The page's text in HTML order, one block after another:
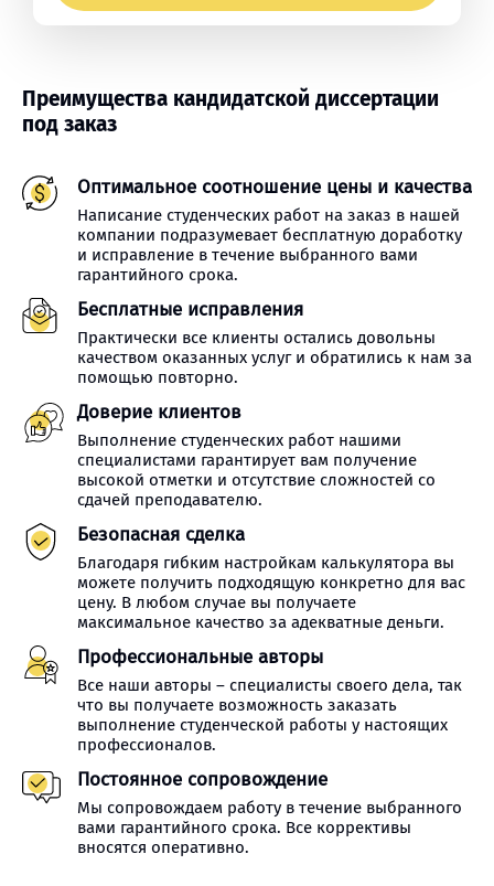
Преимущества кандидатской диссертации
под заказ
Оптимальное соотношение цены и качества
Написание студенческих работ на заказ в нашей
компании подразумевает бесплатную доработку
и исправление в течение выбранного вами
гарантийного срока.
Бесплатные исправления
Практически все клиенты остались довольны
качеством оказанных услуг и обратились к нам за
помощью повторно.
Доверие клиентов
Выполнение студенческих работ нашими
специалистами гарантирует вам получение
высокой отметки и отсутствие сложностей со
сдачей преподавателю.
Безопасная сделка
Благодаря гибким настройкам калькулятора вы
можете получить подходящую конкретно для вас
цену. В любом случае вы получаете
максимальное качество за адекватные деньги.
Профессиональные авторы
Все наши авторы – специалисты своего дела, так
что вы получаете возможность заказать
выполнение студенческой работы у настоящих
профессионалов.
Постоянное сопровождение
Мы сопровождаем работу в течение выбранного
вами гарантийного срока. Все коррективы
вносятся оперативно.